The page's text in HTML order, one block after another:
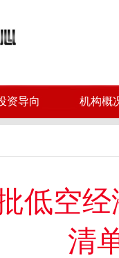
资导向 机构概
低空
清